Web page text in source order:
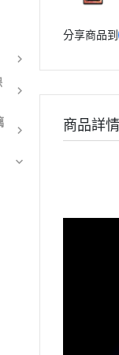
分享商品到
商品詳情